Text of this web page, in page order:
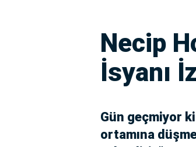
Necip
İsyanı
Gün geçmiyor
ortamına